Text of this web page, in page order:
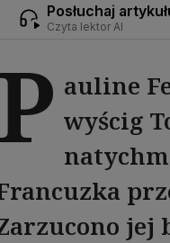
Posłuchaj
Czyta lektor AI
auline
wyścig
jej